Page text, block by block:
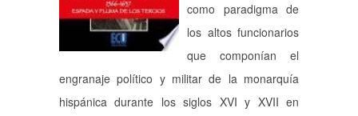
como paradigma de
los altos funcionarios
que componían el
engranaje político y militar de la monarquía
hispánica durante los siglos XVI y XVII en